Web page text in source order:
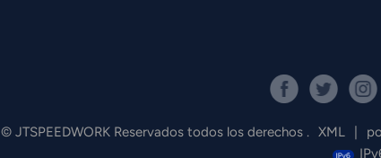
© JTSPEEDWORK Reservados todos los derechos . XML